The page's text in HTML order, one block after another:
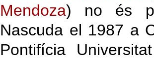
Mendoza) no és
Nascuda el 1987 a
Pontifícia